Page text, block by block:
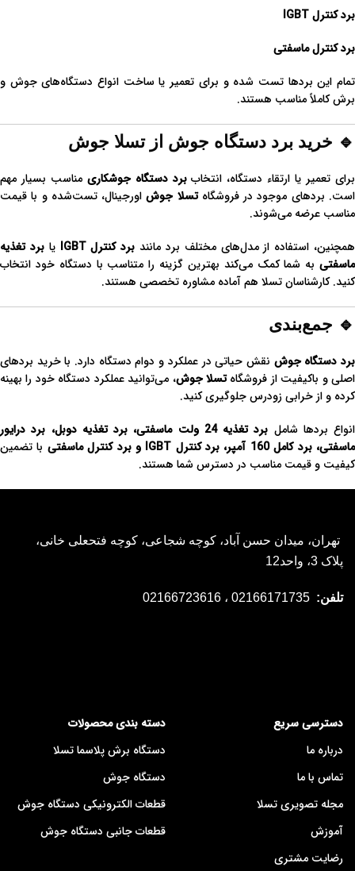
برد کنترل IGBT
برد کنترل ماسفتی
تمام این بردها تست شده و برای تعمیر یا ساخت انواع دستگاه‌های جوش و
برش کاملاً مناسب هستند.
🔹 خرید برد دستگاه جوش از تسلا جوش
برای تعمیر یا ارتقاء دستگاه، انتخاببرد دستگاه جوشکاری مناسب بسیار مهم
است. بردهای موجود در فروشگاهتسلا جوشاورجینال، تست‌شده و با قیمت
مناسب عرضه می‌شوند.
همچنین، استفاده از مدل‌های مختلف برد مانند برد کنترل IGBT یابرد تغذیه
ماسفتی به شما کمک می‌کند بهترین گزینه را متناسب با دستگاه خود انتخاب
کنید. کارشناسان تسلا هم آماده مشاوره تخصصی هستند.
🔹 جمع‌بندی
برد دستگاه جوش نقش حیاتی در عملکرد و دوام دستگاه دارد. با خرید بردهای
اصلی و باکیفیت از فروشگاهتسلا جوش، می‌توانید عملکرد دستگاه خود را بهینه
کرده و از خرابی زودرس جلوگیری کنید.
انواع بردها شامل
برد تغذیه 24 ولت ماسفتی، برد تغذیه دوبل، برد درایور
ماسفتی، برد کامل 160 آمپر، برد کنترل IGBT و برد کنترل ماسفتی
با تضمین
کیفیت و قیمت مناسب در دسترس شما هستند.
تهران، میدان حسن آباد، کوچه شجاعی، کوچه فتحعلی خانی،
پلاک 3، واحد12
تلفن:
دسترسی سریع
درباره ما
تماس با ما
مجله تصویری تسلا
آموزش
رضایت مشتری
دسته بندی محصولات
دستگاه برش پلاسما تسلا
دستگاه جوش
قطعات الکترونیکی دستگاه جوش
قطعات جانبی دستگاه جوش